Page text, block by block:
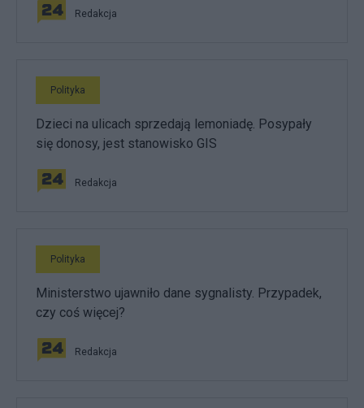
Redakcja
Polityka
Dzieci na ulicach sprzedają lemoniadę. Posypały
się donosy, jest stanowisko GIS
Redakcja
Polityka
Ministerstwo ujawniło dane sygnalisty. Przypadek,
czy coś więcej?
Redakcja